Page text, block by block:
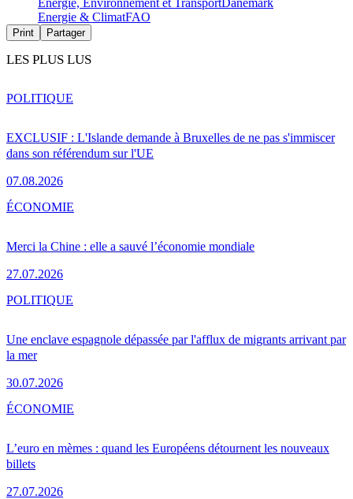
Energie, Environnement et Transport Danemark
Energie & ClimatFAO
Print Partager
LES PLUS LUS
EXCLUSIF : L'Islande demande à Bruxelles de ne pas s'immiscer
dans son référendum sur l'UE
07.08.2026
POLITIQUE
Merci la Chine : elle a sauvé l’économie mondiale
27.07.2026
ÉCONOMIE
Une enclave espagnole dépassée par l'afflux de migrants arrivant par
la mer
30.07.2026
POLITIQUE
L’euro en mèmes : quand les Européens détournent les nouveaux
billets
27.07.2026
ÉCONOMIE